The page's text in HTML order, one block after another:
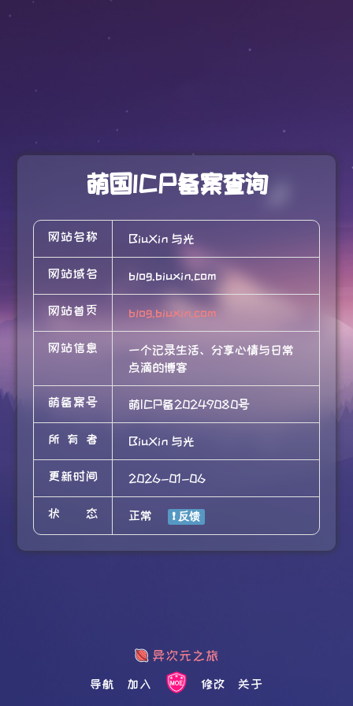
萌国ICP备案查询
网站名称 BiuXin 与光
网站域名 blog.biuxin.com
网站首页 blog.biuxin.com
网站信息
一个记录生活、分享心情与日常
点滴的博客
萌备案号 萌ICP备20249080号
所有者 BiuXin 与光
更新时间 2026-01-06
状态 正常
导航 加入 修改 关于